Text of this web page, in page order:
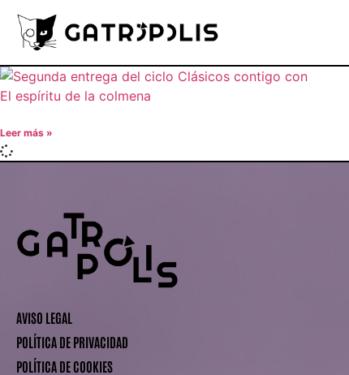
Leer más »
AVISO LEGAL
POLÍTICA DE PRIVACIDAD
POLÍTICA DE COOKIES